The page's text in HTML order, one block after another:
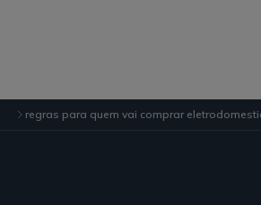
regras para quem vai comprar